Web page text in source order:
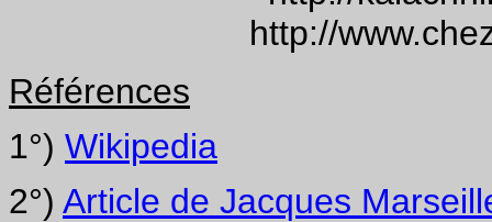
http://
Références
1°) Wikipedia
2°) Article de Jacques